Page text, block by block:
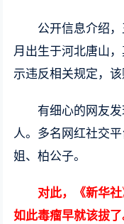
公开信息介绍
月出生于河北唐山
示违反相关规定，该
有细心的网友
人。多名网红社交
姐、柏公子。
对此，《新华社
如此毒瘤早就该拔了